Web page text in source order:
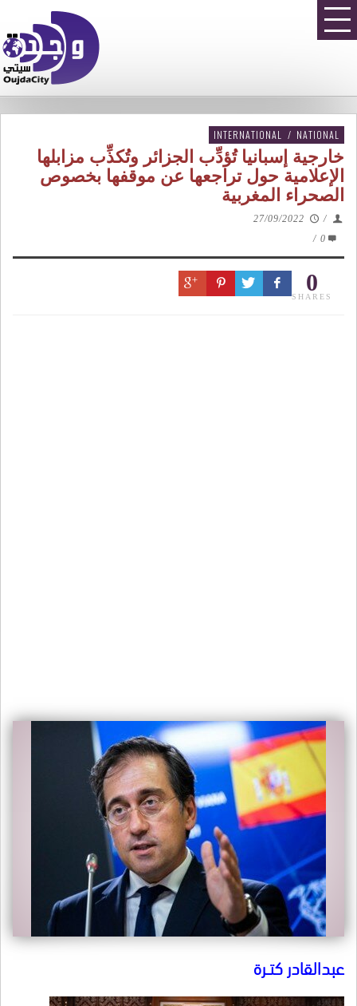
INTERNATIONAL / NATIONAL
خارجية إسبانيا تُؤدِّب الجزائر وتُكذِّب مزابلها
الإعلامية حول تراجعها عن موقفها بخصوص
الصحراء المغربية
/
27/09/2022
0
/
0
SHARES
عبدالقادر كتــرة